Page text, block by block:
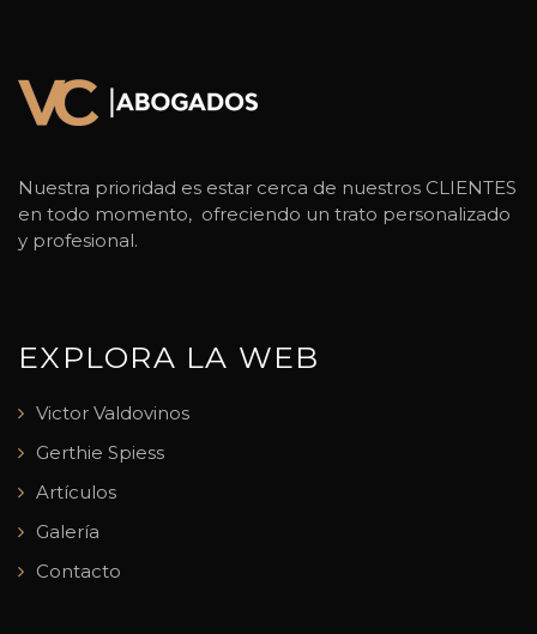
Nuestra prioridad es estar cerca de nuestros CLIENTES
en todo momento, ofreciendo un trato personalizado
y profesional.
EXPLORA LA WEB
Victor Valdovinos
Gerthie Spiess
Artículos
Galería
Contacto